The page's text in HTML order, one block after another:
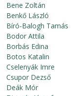
Bene Zoltán
Benkő László
Bíró-Balogh Tamás
Bodor Attila
Borbás Edina
Botos Katalin
Cselenyák Imre
Csupor Dezső
Deák Mór